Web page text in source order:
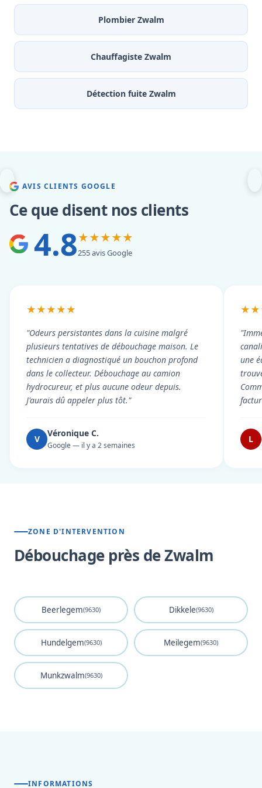
Plombier Zwalm
Chauffagiste Zwalm
Détection fuite Zwalm
AVIS CLIENTS GOOGLE
Ce que disent nos clients
4.8★★★★★
255 avis Google
★★★★★
"Odeurs persistantes dans la cuisine malgré
plusieurs tentatives de débouchage maison. Le
technicien a diagnostiqué un bouchon profond
dans le collecteur. Débouchage au camion
hydrocureur, et plus aucune odeur depuis.
J'aurais dû appeler plus tôt."
V
Véronique C.
Google — il y a 2 semaines
une
L
ZONE D'INTERVENTION
Débouchage près de Zwalm
Beerlegem(9630) Dikkele(9630)
Hundelgem(9630) Meilegem(9630)
Munkzwalm(9630)
INFORMATIONS